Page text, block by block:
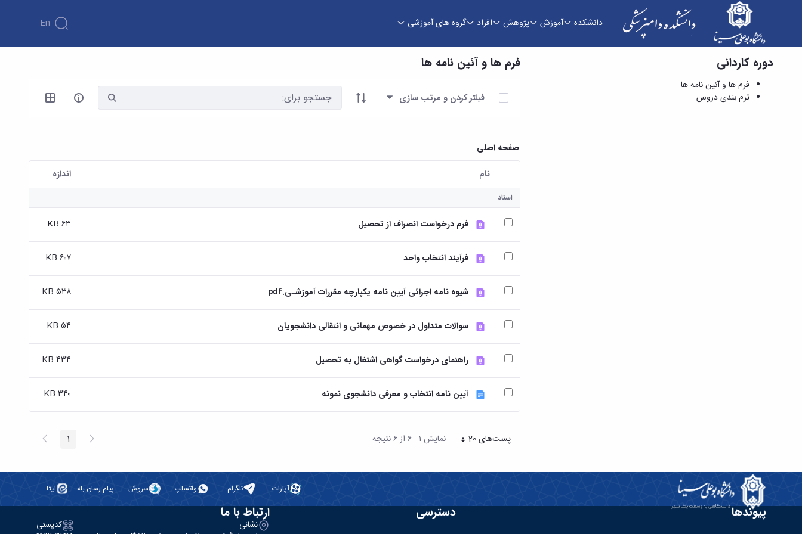
دانشکده آموزش پژوهش افراد گروه های آموزشی En
فرم ها و آئین نامه ها - دانشکده دامپزشکی
دوره کاردانی
فرم ها و آئین نامه ها
ترم بندی دروس
فرم ها و آئین نامه ها
آیتم ها را انتخاب کنید
فیلتر کردن و مرتب سازی
صفحه اصلی
کاربر انتخاب شده
نام اندازه
اسناد
فرم درخواست انصراف از تحصیل ۶۳ KB
فرآیند انتخاب واحد ۶۰۷ KB
شیوه نامه اجرائی آیین نامه یکپارچه مقررات آموزشـی.pdf ۵۳۸ KB
سوالات متداول در خصوص مهمانی و انتقالی دانشجویان ۵۴ KB
راهنمای درخواست گواهی اشتغال به تحصیل ۴۳۴ KB
آیین نامه انتخاب و معرفی دانشجوی نمونه ۳۴۰ KB
پست‌‌های 20هر صفحه نمایش ۱ - ۶ از ۶ نتیجه پیغام صفحه1 صفحه
آپارات تلگرام واتساپ سروش پیام رسان بله ایتا
پیوندها دسترسی ارتباط با ما
نشانی کدپستی